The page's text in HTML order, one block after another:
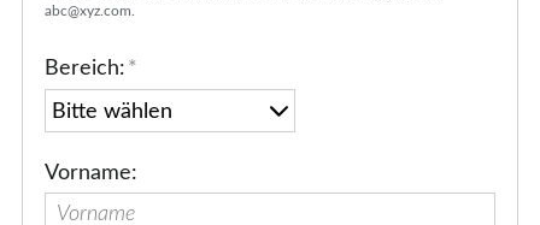
abc@xyz.com.
Bereich: *
Vorname: